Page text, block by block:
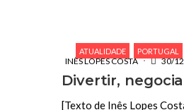
ATUALIDADE PORTUGAL
INÊS LOPES COSTA 30/
Divertir,
[Texto de Inês Lopes